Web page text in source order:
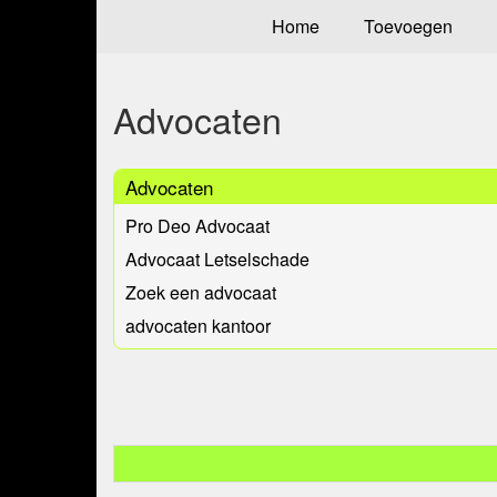
Home Toevoegen
Advocaten
Advocaten
Pro Deo Advocaat
Advocaat Letselschade
Zoek een advocaat
advocaten kantoor